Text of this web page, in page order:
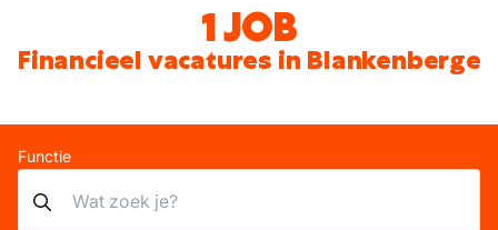
1 JOB
Financieel vacatures in Blankenberge
Functie